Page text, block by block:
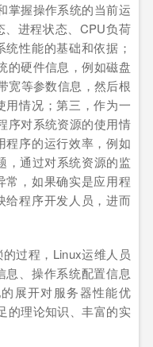
掌握操作系统的当前运
、进程状态、CPU负荷
性能的基础和依据；
的硬件信息，例如磁盘
宽等参数信息，然后根
用情况；第三，作为一
序对系统资源的使用情
程序的运行效率，例如
，通过对系统资源的监
常，如果确实是应用程
给程序开发人员，进而
过程，Linux运维人员
息、操作系统配置信息
展开对服务器性能优
的理论知识、丰富的实